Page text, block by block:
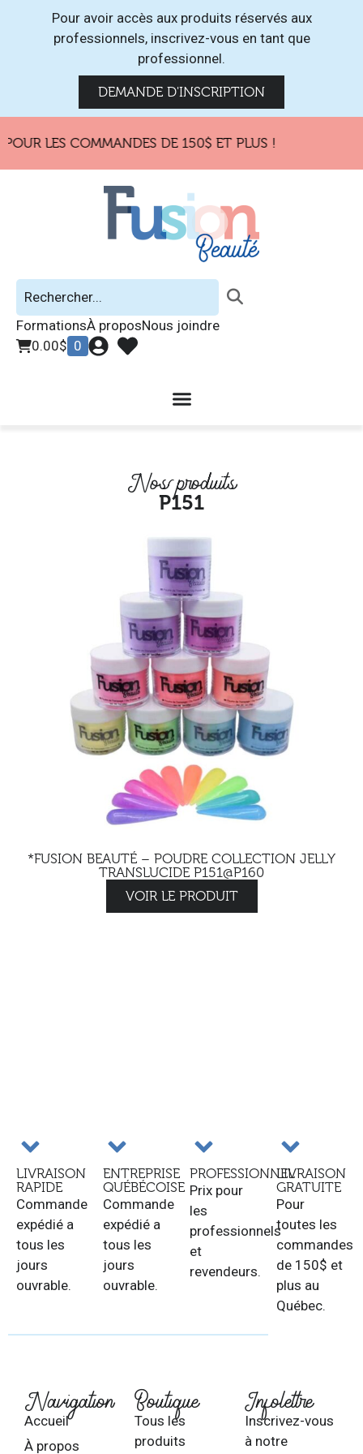
Pour avoir accès aux produits réservés aux
professionnels, inscrivez-vous en tant que
professionnel.
DEMANDE D'INSCRIPTION
LES COMMANDES DE 150$ ET PLUS !
FormationsÀ proposNous joindre
0.00$ 0
Nos produits
P151
*FUSION BEAUTÉ – POUDRE COLLECTION JELLY
TRANSLUCIDE P151@P160
VOIR LE PRODUIT
LIVRAISON
RAPIDE
Commande
expédié a
tous les
jours
ouvrable.
ENTREPRISE
QUÉBÉCOISE
Commande
expédié a
tous les
jours
ouvrable.
PROFESSIONNEL
Prix pour
les
professionnels
et
revendeurs.
LIVRAISON
GRATUITE
Pour
toutes les
commandes
de 150$ et
plus au
Québec.
Navigation
Accueil
À propos
Boutique
Tous les
produits
Infolettre
Inscrivez-vous
à notre